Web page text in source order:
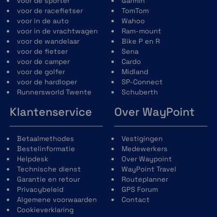
S
50 - 55 cm
M
55 - 59 cm
L
59 - 63 cm
Specificaties
voering
kinband
Spreektijd: tot 12 uur
Gebruikstemperatuur: -10˚C - 55˚C
gewicht: 380 gram
Bluetooth
Bluetooth 4.1
Headset Profiel (HSP)
voor de racefietser
voor in de auto
voor in de vrachtwagen
voor de wandelaar
voor de fietser
voor de camper
voor de golfer
voor de hardloper
Runnersworld Twente
TomTom
Wahoo
Ram-mount
Bike P en R
Sena
Cardo
Midland
SP-Connect
Schuberth
Klantenservice
Betaalmethodes
Bestelinformatie
Helpdesk
Technische dienst
Garantie en retour
Privacybeleid
Algemene voorwaarden
Cookieverklaring
Over WayPoint
Vestigingen
Medewerkers
Over Waypoint
WayPoint Travel
Routeplanner
GPS Forum
Contact